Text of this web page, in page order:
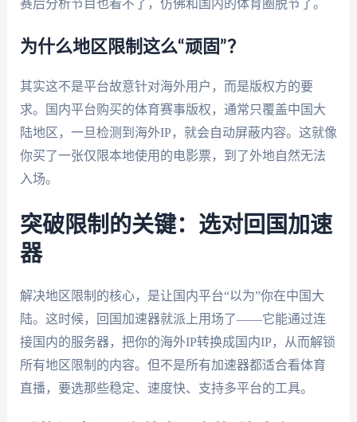
赛后分析节目也看不了，仿佛和国内的体育圈脱节了。
为什么地区限制这么“顽固”？
其实这不是平台故意针对海外用户，而是版权方的要
求。国内平台购买的体育赛事版权，通常只覆盖中国大
陆地区，一旦检测到海外IP，就会自动屏蔽内容。这就像
你买了一张仅限本地使用的电影票，到了外地自然无法
入场。
突破限制的关键：选对回国加速
器
解决地区限制的核心，是让国内平台“以为”你在中国大
陆。这时候，回国加速器就派上用场了——它能通过连
接国内的服务器，把你的海外IP转换成国内IP，从而解锁
所有地区限制的内容。但不是所有加速器都适合看体育
直播，要选那些稳定、速度快、支持多平台的工具。